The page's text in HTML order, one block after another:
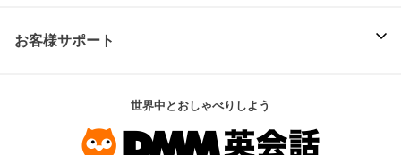
お客様サポート
世界中とおしゃべりしよう